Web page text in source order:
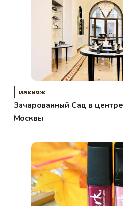
макияж
Зачарованный Сад в центре
Москвы